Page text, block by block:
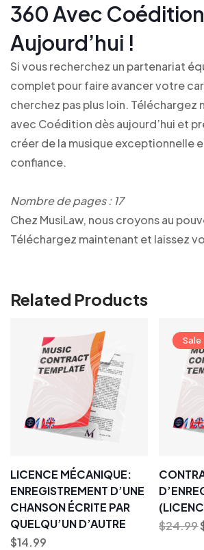
360 Avec Coédition
Aujourd’hui !
Si vous recherchez un partenariat
complet pour faire avancer votre
cherchez pas plus loin.
avec Coédition dès aujourd’hui et
créer de la musique exceptionnelle
confiance.
Nombre de pages : 17
Chez MusiLaw, nous croyons au
Téléchargez maintenant et laissez
Related Products
LICENCE MÉCANIQUE:
ENREGISTREMENT D’UNE
CHANSON ÉCRITE PAR
QUELQU’UN D’AUTRE
$14.99
Sale
$24.99